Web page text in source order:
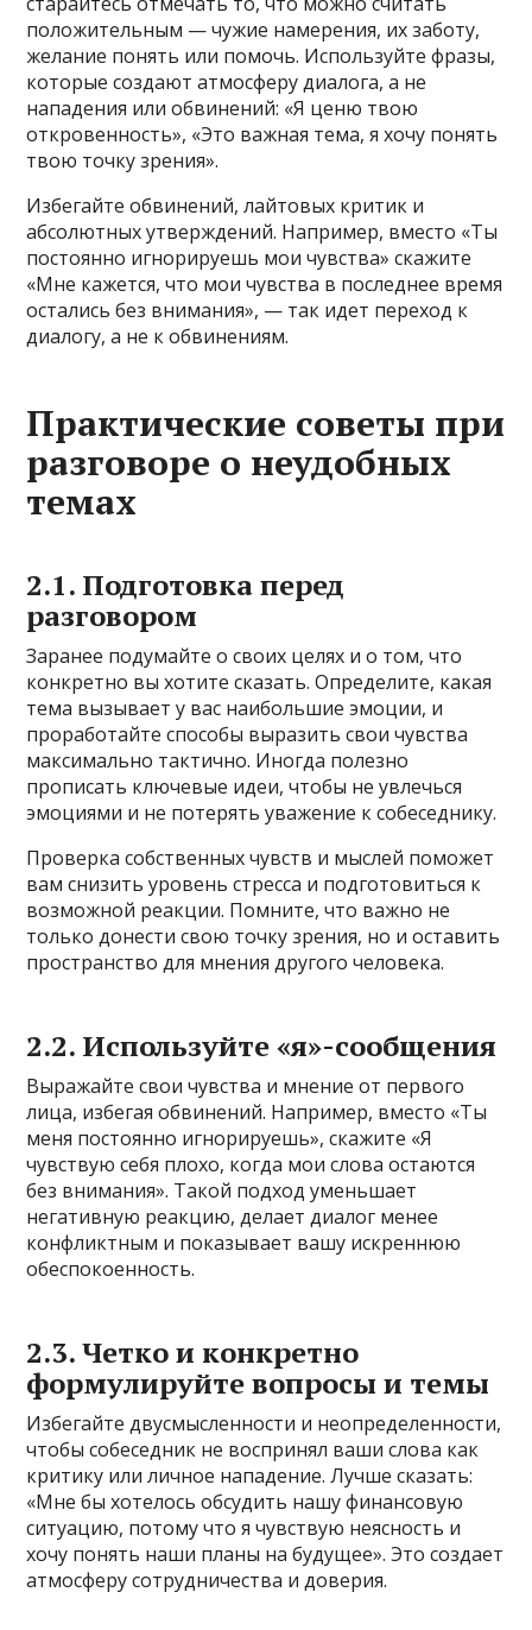
положительным — чужие намерения, их заботу,
желание понять или помочь. Используйте фразы,
которые создают атмосферу диалога, а не
нападения или обвинений: «Я ценю твою
откровенность», «Это важная тема, я хочу понять
твою точку зрения».
Избегайте обвинений, лайтовых критик и
абсолютных утверждений. Например, вместо «Ты
постоянно игнорируешь мои чувства» скажите
«Мне кажется, что мои чувства в последнее время
остались без внимания», — так идет переход к
диалогу, а не к обвинениям.
Практические советы при
разговоре о неудобных
темах
2.1. Подготовка перед
разговором
Заранее подумайте о своих целях и о том, что
конкретно вы хотите сказать. Определите, какая
тема вызывает у вас наибольшие эмоции, и
проработайте способы выразить свои чувства
максимально тактично. Иногда полезно
прописать ключевые идеи, чтобы не увлечься
эмоциями и не потерять уважение к собеседнику.
Проверка собственных чувств и мыслей поможет
вам снизить уровень стресса и подготовиться к
возможной реакции. Помните, что важно не
только донести свою точку зрения, но и оставить
пространство для мнения другого человека.
2.2. Используйте «я»-сообщения
Выражайте свои чувства и мнение от первого
лица, избегая обвинений. Например, вместо «Ты
меня постоянно игнорируешь», скажите «Я
чувствую себя плохо, когда мои слова остаются
без внимания». Такой подход уменьшает
негативную реакцию, делает диалог менее
конфликтным и показывает вашу искреннюю
обеспокоенность.
2.3. Четко и конкретно
формулируйте вопросы и темы
Избегайте двусмысленности и неопределенности,
чтобы собеседник не воспринял ваши слова как
критику или личное нападение. Лучше сказать:
«Мне бы хотелось обсудить нашу финансовую
ситуацию, потому что я чувствую неясность и
хочу понять наши планы на будущее». Это создает
атмосферу сотрудничества и доверия.